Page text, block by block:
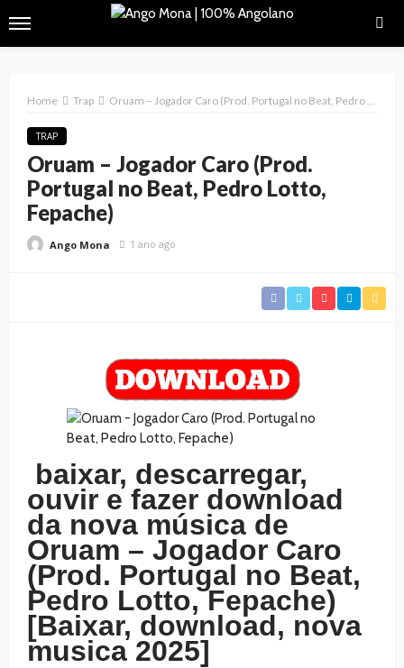
Home Trap Oruam – Jogador Caro (Prod. Portugal no Beat, Pedro Lotto, Fepache)
TRAP
Oruam – Jogador Caro (Prod.
Portugal no Beat, Pedro Lotto,
Fepache)
Ango Mona 1 ano ago
baixar, descarregar,
ouvir e fazer download
da nova música de
Oruam – Jogador Caro
(Prod. Portugal no Beat,
Pedro Lotto, Fepache)
[Baixar, download, nova
musica 2025]